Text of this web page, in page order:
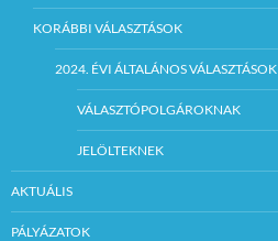
KORÁBBI VÁLASZTÁSOK
2024. ÉVI ÁLTALÁNOS VÁLASZTÁSOK
VÁLASZTÓPOLGÁROKNAK
JELÖLTEKNEK
AKTUÁLIS
PÁLYÁZATOK